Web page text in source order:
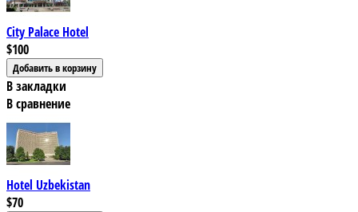
City Palace Hotel
$100
В закладки
В сравнение
Hotel Uzbekistan
$70